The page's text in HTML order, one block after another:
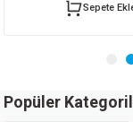
Sepete
Popüler